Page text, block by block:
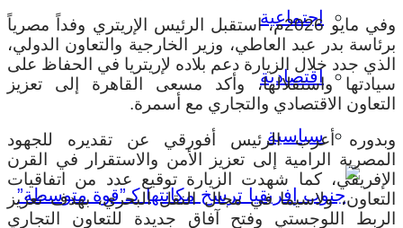
اجتماعية
اقتصادية
سياسية
وفي مايو 2026م، استقبل الرئيس الإريتري وفداً مصرياً
برئاسة بدر عبد العاطي، وزير الخارجية والتعاون الدولي،
الذي جدد خلال الزيارة دعم بلاده لإريتريا في الحفاظ على
سيادتها واستقلالها، وأكد مسعى القاهرة إلى تعزيز
التعاون الاقتصادي والتجاري مع أسمرة.
وبدوره أعرب الرئيس أفورقي عن تقديره للجهود
المصرية الرامية إلى تعزيز الأمن والاستقرار في القرن
الإفريقي، كما شهدت الزيارة توقيع عدد من اتفاقيات
التعاون، ولاسيما في مجال النقل البحري، بهدف تعزيز
الربط اللوجستي وفتح آفاق جديدة للتعاون التجاري